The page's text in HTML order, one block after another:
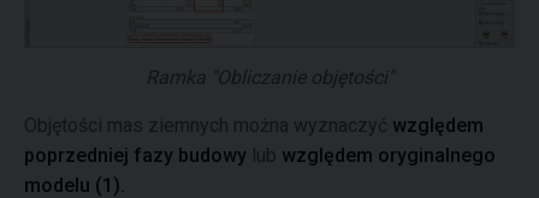
Ramka "Obliczanie objętości"
Objętości mas ziemnych można wyznaczyć względem
poprzedniej fazy budowy lub względem oryginalnego
modelu (1).